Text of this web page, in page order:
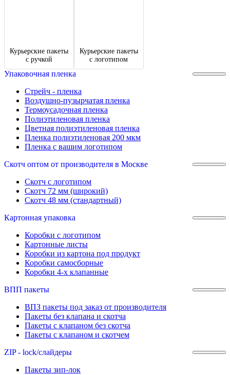
Курьерские пакеты
с ручкой
Курьерские пакеты
с логотипом
Упаковочная пленка
Стрейч - пленка
Воздушно-пузырчатая пленка
Термоусадочная пленка
Полиэтиленовая пленка
Цветная полиэтиленовая пленка
Пленка полиэтиленовая 200 мкм
Пленка с вашим логотипом
Скотч оптом от производителя в Москве
Скотч с логотипом
Скотч 72 мм (широкий)
Скотч 48 мм (стандартный)
Картонная упаковка
Коробки с логотипом
Картонные листы
Коробки из картона под продукт
Коробки самосборные
Коробки 4-х клапанные
ВПП пакеты
ВПЗ пакеты под заказ от производителя
Пакеты без клапана и скотча
Пакеты с клапаном без скотча
Пакеты с клапаном и скотчем
ZIP - lock/слайдеры
Пакеты зип-лок